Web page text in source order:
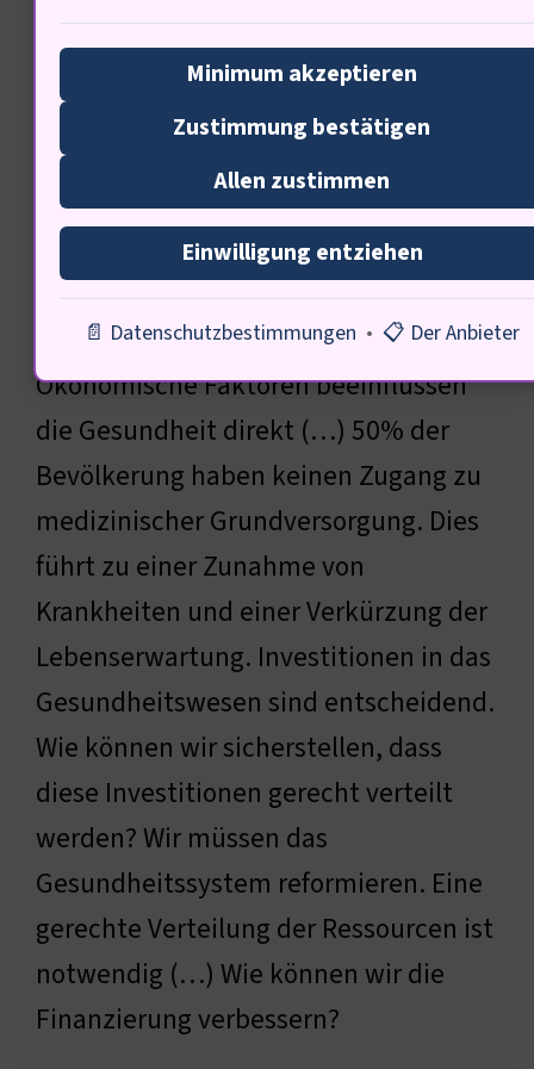
Ökonomische Aspekte der
Gesundheitsversorgung
Ökonomische Faktoren beeinflussen
die Gesundheit direkt (…) 50% der
Bevölkerung haben keinen Zugang zu
medizinischer Grundversorgung. Dies
führt zu einer Zunahme von
Krankheiten und einer Verkürzung der
Lebenserwartung. Investitionen in das
Gesundheitswesen sind entscheidend.
Wie können wir sicherstellen, dass
diese Investitionen gerecht verteilt
werden? Wir müssen das
Gesundheitssystem reformieren. Eine
gerechte Verteilung der Ressourcen ist
notwendig (…) Wie können wir die
Finanzierung verbessern?
Minimum akzeptieren
Zustimmung bestätigen
Allen zustimmen
Einwilligung entziehen
📄 Datenschutzbestimmungen • 📋 Der Anbieter